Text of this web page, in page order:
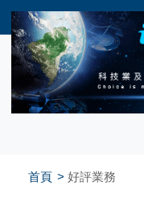
首頁 好評業務